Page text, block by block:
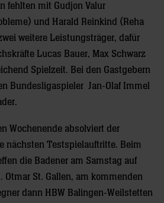
fehlten mit Gudjon Valur
und Harald Reinkind (Reha
weitere Leistungsträger, dafür
Lucas Bauer, Max Schwarz
Spielzeit. Bei den Gastgebern
Bundesligaspieler Jan-Olaf Immel
Wochenende absolviert der
nächsten Testspielauftritte. Beim
die Badener am Samstag auf
Otmar St. Gallen, am kommenden
dann HBW Balingen-Weilstetten